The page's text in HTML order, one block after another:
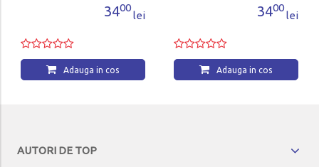
3400
lei
Adauga in cos
3400
lei
Adauga in cos
AUTORI DE TOP